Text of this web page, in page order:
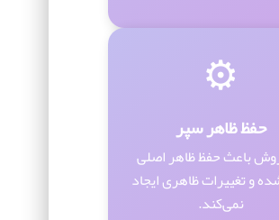
⚙️
حفظ ظاهر سپر
باعث حفظ ظاهر اصلی
و تغییرات ظاهری ایجاد
نمی‌کند.